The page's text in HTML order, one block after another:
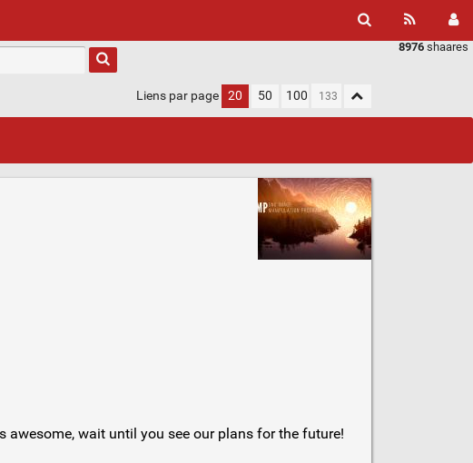
8976 shaares
Liens par page 20 50 100
wait until you see our plans for the future!